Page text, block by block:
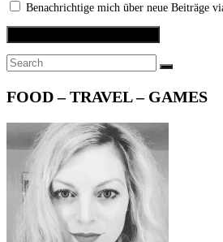
Benachrichtige mich über neue Beiträge
Search
for:
SEARCH
FOOD – TRAVEL – GAMES